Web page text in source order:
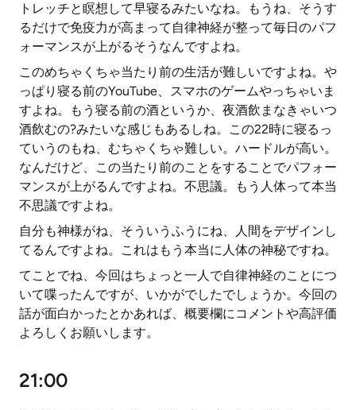
トレッチと瞑想して早寝るみたいなね。もうね、そうす
るだけで免疫力が高まって自律神経が整って毎日のパフ
ォーマンスが上がるそうなんですよね。
このめちゃくちゃ当たり前の生活が難しいですよね。や
っぱり寝る前のYouTube、スマホのゲームやっちゃいま
すよね。もう寝る前の酒というか、夜酒飲まなきゃいつ
酒飲むの?みたいな感じもあるしね。この22時に寝るっ
ていうのもね、むちゃくちゃ難しい。ハードルが高い。
なんだけど、この当たり前のことをすることでパフォー
マンスが上がるんですよね。不思議。もう人体って本当
不思議ですよね。
自分も神様がね、そういうふうにね、人間をデザインし
てるんですよね。これはもう本当に人体の神秘ですね。
てことでね、今回はちょっと一人で自律神経のことにつ
いて喋ったんですが、いかがでしたでしょうか。今回の
話が面白かったとかあれば、概要欄にコメントや高評価
よろしくお願いします。
21:00